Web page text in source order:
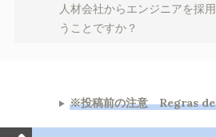
人材会社からエンジニアを採
うことですか？
※投稿前の注意 Regras